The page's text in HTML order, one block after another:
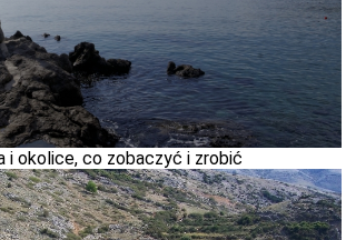
i okolice, co zobaczyć i zrobić